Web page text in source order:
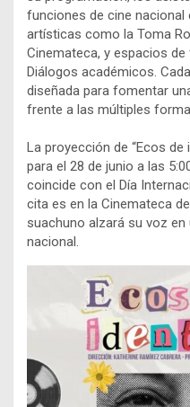
funciones de cine nacional
artísticas como la Toma
Cinemateca, y espacios
Diálogos académicos.
diseñada para fomentar
frente a las múltiples
La proyección de “Ecos
para el 28 de junio a las
coincide con el Día
cita es en la Cinemateca
suachuno alzará su voz
nacional.